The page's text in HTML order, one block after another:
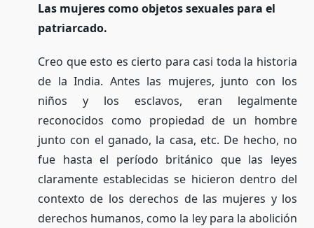
Las mujeres como objetos sexuales para el
patriarcado.
Creo que esto es cierto para casi toda la historia
de la India. Antes las mujeres, junto con los
niños y los esclavos, eran legalmente
reconocidos como propiedad de un hombre
junto con el ganado, la casa, etc. De hecho, no
fue hasta el período británico que las leyes
claramente establecidas se hicieron dentro del
contexto de los derechos de las mujeres y los
derechos humanos, como la ley para la abolición